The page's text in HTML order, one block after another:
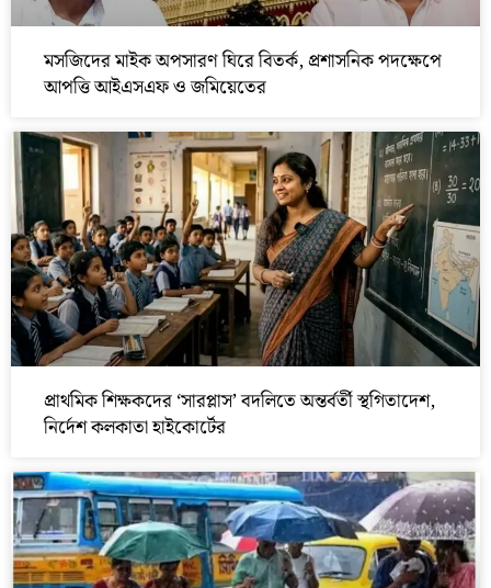
মসজিদের মাইক অপসারণ ঘিরে বিতর্ক, প্রশাসনিক পদক্ষেপে
আপত্তি আইএসএফ ও জমিয়েতের
প্রাথমিক শিক্ষকদের ‘সারপ্লাস’ বদলিতে অন্তর্বর্তী স্থগিতাদেশ,
নির্দেশ কলকাতা হাইকোর্টের